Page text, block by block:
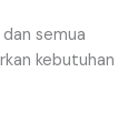
semua
kebutuhan